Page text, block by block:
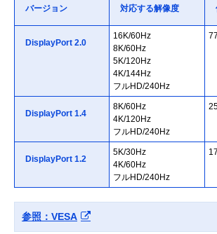
バージョン 対応する解像度
DisplayPort 2.0
16K/60Hz
8K/60Hz
5K/120Hz
4K/144Hz
フルHD/240Hz
DisplayPort 1.4
8K/60Hz
4K/120Hz
フルHD/240Hz
DisplayPort 1.2
5K/30Hz
4K/60Hz
フルHD/240Hz
参照：VESA